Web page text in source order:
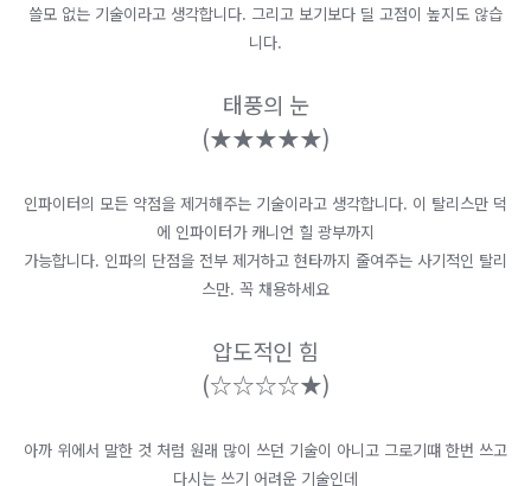
쓸모 없는 기술이라고 생각합니다. 그리고 보기보다 딜 고점이 높지도 않습
니다.
태풍의 눈
(★★​★​★​★)
인파이터의 모든 약점을 제거해주는 기술이라고 생각합니다. 이 탈리스만 덕
에 인파이터가 캐니언 힐 광부까지
가능합니다. 인파의 단점을 전부 제거하고 현타까지 줄여주는 사기적인 탈리
스만. 꼭 채용하세요
압도적인 힘
(☆☆☆☆​★​)
아까 위에서 말한 것 처럼 원래 많이 쓰던 기술이 아니고 그로기떄 한번 쓰고
다시는 쓰기 어려운 기술인데